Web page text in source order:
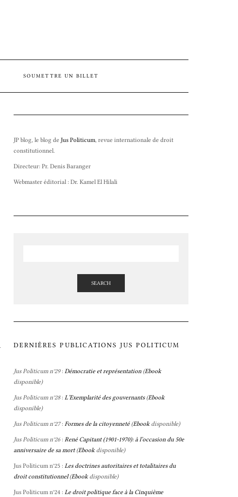
SOUMETTRE UN BILLET
JP blog, le blog de Jus Politicum, revue internationale de droit
constitutionnel.
Directeur: Pr. Denis Baranger
Webmaster éditorial : Dr. Kamel El Hilali
SEARCH
DERNIÈRES PUBLICATIONS JUS POLITICUM
Jus Politicum n°29: Démocratie et représentation (Ebook
disponible)
Jus Politicum n°28: L’Exemplarité des gouvernants(Ebook
disponible)
Jus Politicum n°27: Formes de la citoyenneté(Ebookdisponible)
Jus Politicum n°26: René Capitant (1901-1970): à l’occasion du 50e
anniversaire de sa mort(Ebookdisponible)
Jus Politicum n°25 : Les doctrines autoritaires et totalitaires du
droit constitutionnel(Ebookdisponible)
Jus Politicum n°24 : Le droit politique face à la Cinquième